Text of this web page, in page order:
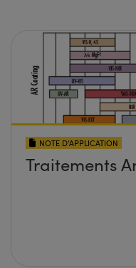
NOTE D’APPLICATION
Traitements